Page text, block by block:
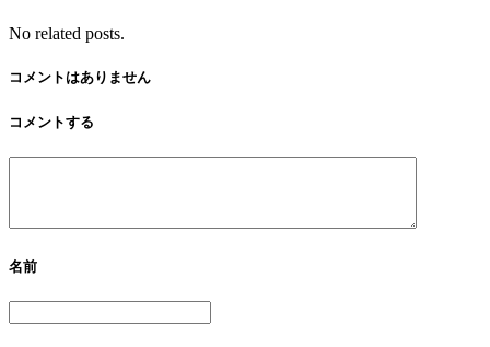
No related posts.
コメントはありません
コメントする
名前